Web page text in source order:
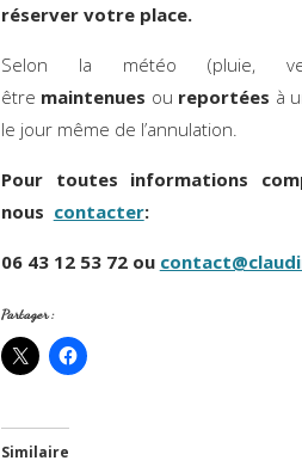
réserver votre place.
Selon la météo (pluie,
être maintenues ou reportées à
le jour même de l’annulation.
Pour toutes informations
nous contacter:
06 43 12 53 72 ou
Partager :
Similaire